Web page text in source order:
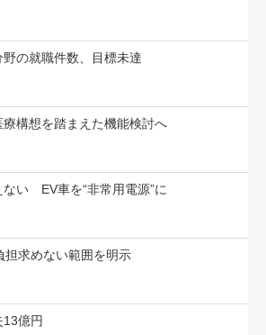
の就職件数、目標未達
構想を踏まえた機能検討へ
い EV車を“非常用電源”に
担求めない範囲を明示
億円